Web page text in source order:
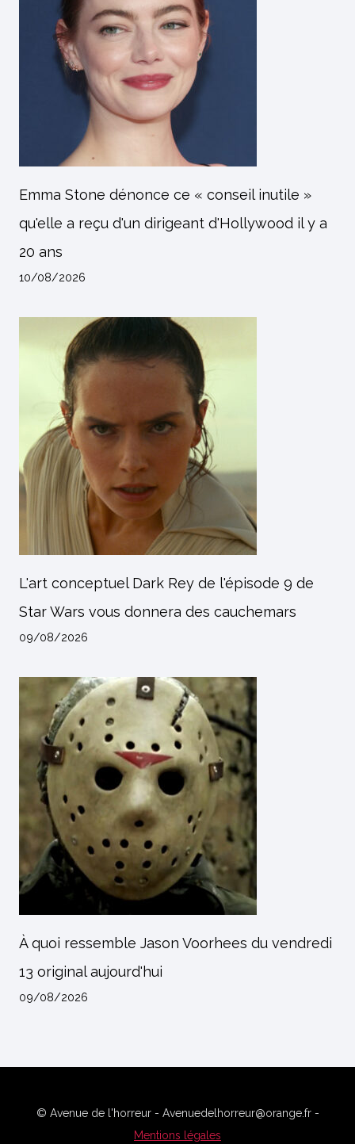
Emma Stone dénonce ce « conseil inutile »
qu'elle a reçu d'un dirigeant d'Hollywood il y a
20 ans
10/08/2026
L'art conceptuel Dark Rey de l'épisode 9 de
Star Wars vous donnera des cauchemars
09/08/2026
À quoi ressemble Jason Voorhees du vendredi
13 original aujourd'hui
09/08/2026
© Avenue de l'horreur - Avenuedelhorreur@orange.fr -
Mentions légales